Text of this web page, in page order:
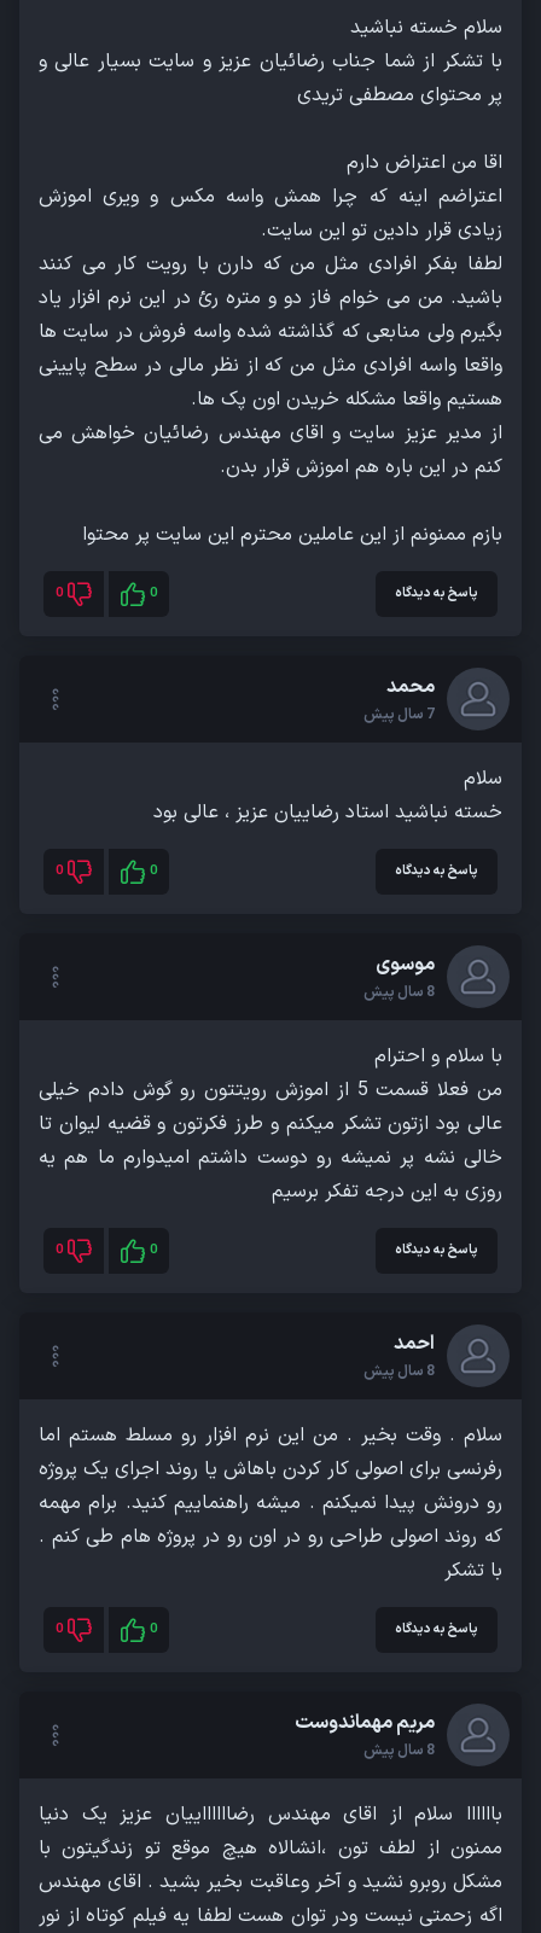
با تشکر از شما جناب رضائیان عزیز و سایت بسیار عالی و
اعتراضم اینه که چرا همش واسه مکس و ویری اموزش
لطفا بفکر افرادی مثل من که دارن با رویت کار می کنند
باشید. من می خوام فاز دو و متره رئ در این نرم افزار یاد
بگیرم ولی منابعی که گذاشته شده واسه فروش در سایت ها
واقعا واسه افرادی مثل من که از نظر مالی در سطح پایینی
از مدیر عزیز سایت و اقای مهندس رضائیان خواهش می
بازم ممنونم از این عاملین محترم این سایت پر محتوا
پاسخ به دیدگاه 0
0
محمد
7 سال پیش
خسته نباشید استاد رضاییان عزیز ، عالی بود
پاسخ به دیدگاه 0
0
موسوی
8 سال پیش
من فعلا قسمت 5 از اموزش رویتتون رو گوش دادم خیلی
عالی بود ازتون تشکر میکنم و طرز فکرتون و قضیه لیوان تا
خالی نشه پر نمیشه رو دوست داشتم امیدوارم ما هم یه
روزی به این درجه تفکر برسیم
پاسخ به دیدگاه 0
0
احمد
8 سال پیش
سلام . وقت بخیر . من این نرم افزار رو مسلط هستم اما
رفرنسی برای اصولی کار کردن باهاش یا روند اجرای یک پروژه
رو درونش پیدا نمیکنم . میشه راهنماییم کنید. برام مهمه
که روند اصولی طراحی رو در اون رو در پروژه هام طی کنم .
با تشکر
پاسخ به دیدگاه 0
0
مریم مهماندوست
8 سال پیش
باااااا سلام از اقای مهندس رضااااااییان عزیز یک دنیا
ممنون از لطف تون ،انشالاه هیچ موقع تو زندگیتون با
مشکل روبرو نشید و آخر وعاقبت بخیر بشید . اقای مهندس
اگه زحمتی نیست ودر توان هست لطفا یه فیلم کوتاه از نور